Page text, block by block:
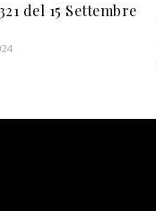
del 15 Settembre